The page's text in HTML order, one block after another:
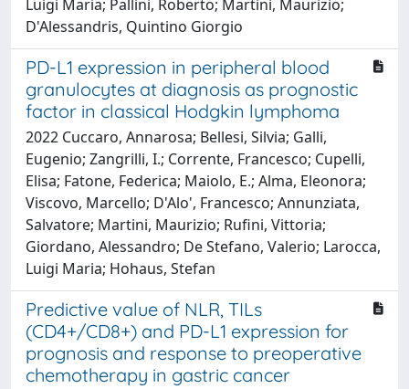
Luigi Maria; Pallini, Roberto; Martini, Maurizio;
D'Alessandris, Quintino Giorgio
PD-L1 expression in peripheral blood
granulocytes at diagnosis as prognostic
factor in classical Hodgkin lymphoma
2022 Cuccaro, Annarosa; Bellesi, Silvia; Galli,
Eugenio; Zangrilli, I.; Corrente, Francesco; Cupelli,
Elisa; Fatone, Federica; Maiolo, E.; Alma, Eleonora;
Viscovo, Marcello; D'Alo', Francesco; Annunziata,
Salvatore; Martini, Maurizio; Rufini, Vittoria;
Giordano, Alessandro; De Stefano, Valerio; Larocca,
Luigi Maria; Hohaus, Stefan
Predictive value of NLR, TILs
(CD4+/CD8+) and PD-L1 expression for
prognosis and response to preoperative
chemotherapy in gastric cancer